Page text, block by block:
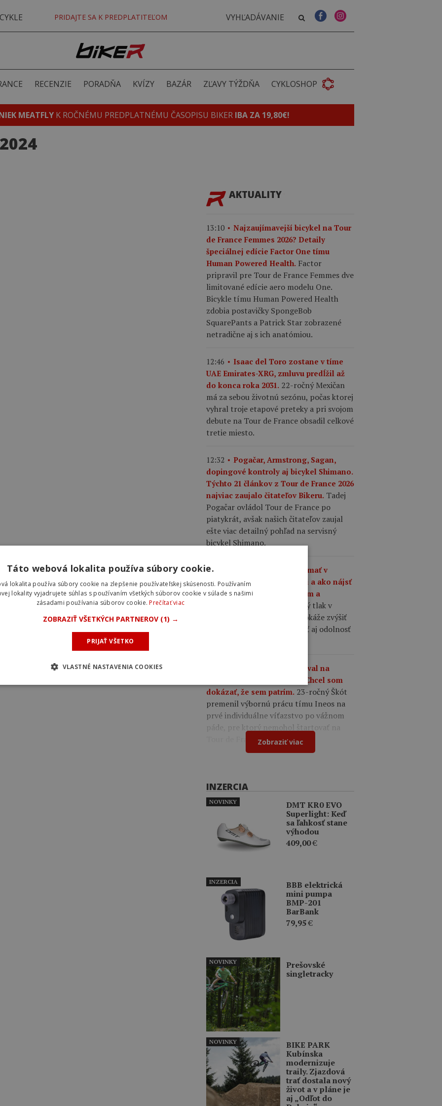
PRIDAJTE SA K PREDPLATITEĽOM
RECENZIE PORADŇA KVÍZY BAZÁR ZĽAVY TÝŽDŇA CYKLOSHOP
MEATFLY K ROČNÉMU PREDPLATNÉMU ČASOPISU BIKER IBA ZA 19,80€!
AKTUALITY
13:10
Najzaujímavejší bicykel na Tour
de France Femmes 2026? Detaily
špeciálnej edície Factor One tímu
Human Powered Health. Factor
pripravil pre Tour de France Femmes dve
limitované edície aero modelu One.
Bicykle tímu Human Powered Health
zdobia postavičky SpongeBob
SquarePants a Patrick Star zobrazené
netradične aj s ich anatómiou.
12:46
Isaac del Toro zostane v tíme
UAE Emirates-XRG, zmluvu predĺžil až
do konca roka 2031. 22-ročný Mexičan
má za sebou životnú sezónu, počas ktorej
vyhral troje etapové preteky a pri svojom
debute na Tour de France obsadil celkové
tretie miesto.
12:32
Pogačar, Armstrong, Sagan,
dopingové kontroly aj bicykel Shimano.
Týchto 21 článkov z Tour de France 2026
najviac zaujalo čitateľov Bikeru. Tadej
Pogačar ovládol Tour de France po
piatykrát, avšak našich čitateľov zaujal
ešte viac detailný pohľad na servisný
bicykel Shimano.
10:01
Aký tlak by ste mali mať v
plášťoch na cestnom bicykli a ako nájsť
rovnováhu medzi komfortom a
Správne zvolený tlak v
plášťoch cestného bicykla dokáže zvýšiť
rýchlosť, komfort, priľnavosť aj odolnosť
Oscar Onley triumfoval na
pretekoch Okolo Burgosu: Chcel som
dokázať, že sem patrím. 23-ročný Škót
premenil výbornú prácu tímu Ineos na
prvé individuálne víťazstvo po vážnom
páde, pre ktorý nemohol štartovať na
Tour de France.Zobraziť viac
INZERCIA
DMT KR0 EVO
Superlight: Keď
sa ľahkosť stane
výhodou
409,00€
NOVINKY
BBB elektrická
mini pumpa
BMP-201
BarBank
79,95€
INZERCIA
Prešovské
singletracky
NOVINKY
BIKE PARK
Kubínska
modernizuje
traily. Zjazdová
trať dostala nový
život a v pláne je
aj „Odľot do
NOVINKY
Táto webová lokalita používa súbory cookie.
lokalita používa súbory cookie na zlepšenie používateľskej skúsenosti. Používaním
lokality vyjadrujete súhlas s používaním všetkých súborov cookie v súlade s našimi
zásadami používania súborov cookie.Prečítať viac
ZOBRAZIŤ VŠETKÝCH PARTNEROV (1) →
PRIJAŤ VŠETKO
VLASTNÉ NASTAVENIA COOKIES